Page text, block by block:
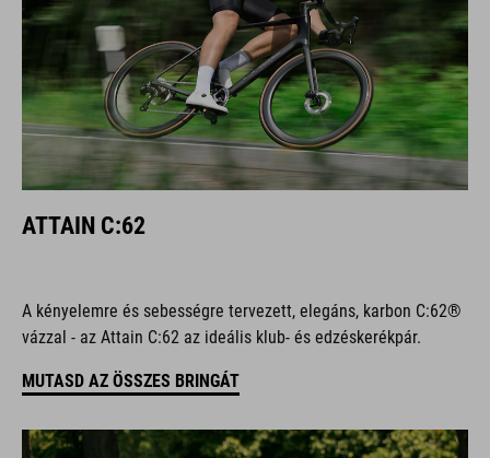
ATTAIN C:62
A kényelemre és sebességre tervezett, elegáns, karbon C:62®
vázzal - az Attain C:62 az ideális klub- és edzéskerékpár.
MUTASD AZ ÖSSZES BRINGÁT